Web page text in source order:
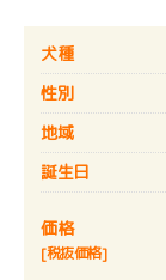
犬種
性別
地域
誕生日
価格
[税抜価格]